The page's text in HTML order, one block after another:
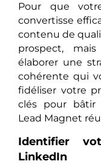
Pour que
convertisse
contenu de
prospect,
élaborer une
cohérente qui
fidéliser votre
clés pour bâtir
Lead Magnet
Identifier
LinkedIn